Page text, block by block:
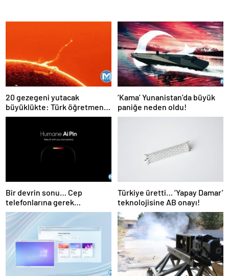
20 gezegeni yutacak
büyüklükte: Türk öğretmen
kaydetti daha önce böylesi
‘Kama’ Yunanistan’da büyük
paniğe neden oldu!
Bir devrin sonu… Cep
telefonlarına gerek
kalmayacak!
Türkiye üretti… ‘Yapay Damar’
teknolojisine AB onayı!